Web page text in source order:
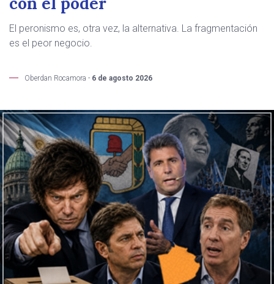
El peronismo es, otra vez, la alternativa. La fragmentación
es el peor negocio.
Oberdan Rocamora - 6 de agosto 2026